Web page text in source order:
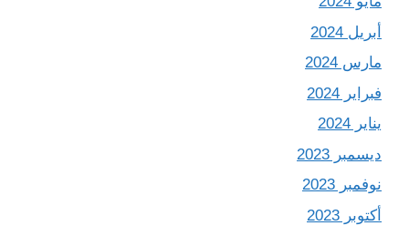
أبريل 2024
مارس 2024
فبراير 2024
يناير 2024
ديسمبر 2023
نوفمبر 2023
أكتوبر 2023